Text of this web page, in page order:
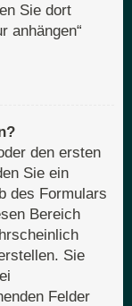
Sie dort
anhängen“
den ersten
Sie ein
des Formulars
Bereich
Sie
Felder